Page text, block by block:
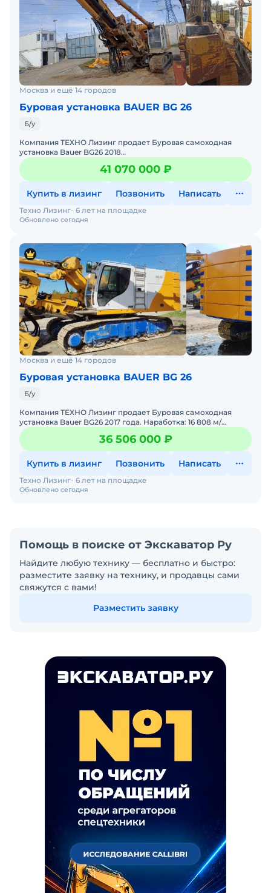
Москва и ещё 14 городов
Буровая установка BAUER BG 26
Б/у
Компания ТЕХНО Лизинг продает Буровая самоходная
установка Bauer BG26 2018
года.Характеристики:Технические характеристики буровой
установкиБазовое шасси &hellip
41 070 000 ₽
Купить в лизинг Позвонить Написать
Обновлено сегодня
Техно Лизинг 6 лет на площадке
Москва и ещё 14 городов
Буровая установка BAUER BG 26
Б/у
Компания ТЕХНО Лизинг продает Буровая самоходная
установка Bauer BG26 2017 года. Наработка: 16 808 м/
ч.Характеристики:Технические характеристики буровой
установ
36 506 000 ₽
Купить в лизинг Позвонить Написать
Обновлено сегодня
Техно Лизинг 6 лет на площадке
Помощь в поиске от Экскаватор Ру
Найдите любую технику — бесплатно и быстро:
разместите заявку на технику, и продавцы сами
свяжутся с вами!
Разместить заявку